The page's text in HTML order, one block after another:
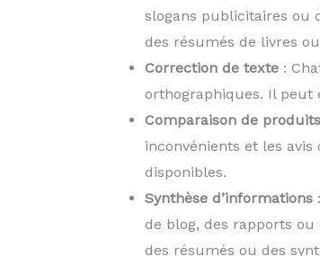
slogans publicitaires ou
des résumés de livres
Correction de texte:
orthographiques. Il peut
Comparaison de produits
inconvénients et les
disponibles.
Synthèse d’informations
de blog, des rapports
des résumés ou des